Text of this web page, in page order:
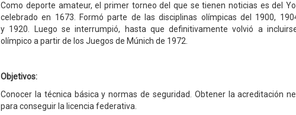
Como deporte amateur, el primer torneo del que se tienen noticias es del
celebrado en 1673. Formó parte de las disciplinas olímpicas del 1900,
y 1920. Luego se interrumpió, hasta que definitivamente volvió a
olímpico a partir de los Juegos de Múnich de 1972.
Objetivos:
Conocer la técnica básica y normas de seguridad. Obtener la acreditación
para conseguir la licencia federativa.